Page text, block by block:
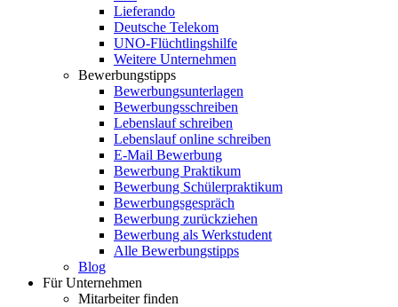
Lieferando
Deutsche Telekom
UNO-Flüchtlingshilfe
Weitere Unternehmen
Bewerbungstipps
Bewerbungsunterlagen
Bewerbungsschreiben
Lebenslauf schreiben
Lebenslauf online schreiben
E-Mail Bewerbung
Bewerbung Praktikum
Bewerbung Schülerpraktikum
Bewerbungsgespräch
Bewerbung zurückziehen
Bewerbung als Werkstudent
Alle Bewerbungstipps
Blog
Für Unternehmen
Mitarbeiter finden